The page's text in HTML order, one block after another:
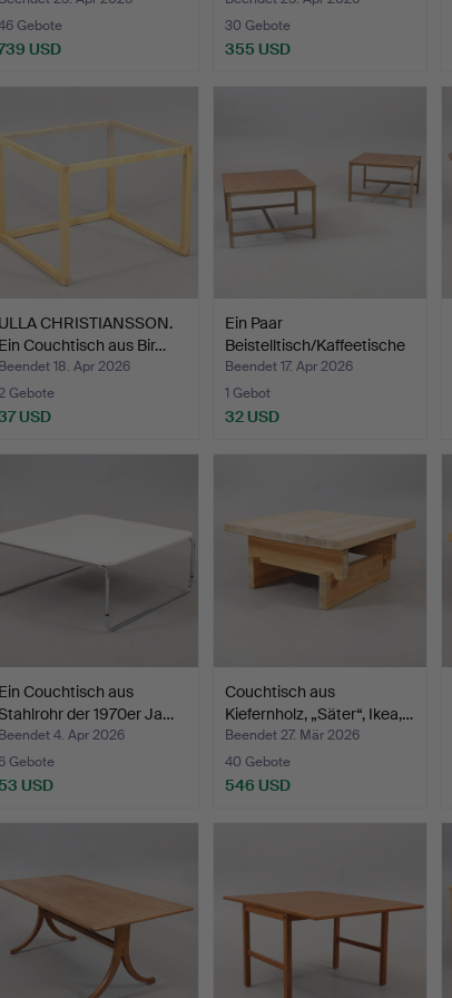
Gebote
USD
30 Gebote
355 USD
ULLA CHRISTIANSSON.
Ein Couchtisch aus Bir…
Beendet 18. Apr 2026
Gebote
USD
Ein Paar
Beistelltisch/Kaffeetische
aus Te…
Beendet 17. Apr 2026
1 Gebot
32 USD
Ein Couchtisch aus
der 1970er Ja…
Beendet 4. Apr 2026
Gebote
53 USD
Couchtisch aus
Kiefernholz, „Säter“, Ikea,…
Beendet 27. Mär 2026
40 Gebote
546 USD